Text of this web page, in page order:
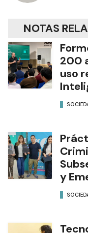
NOTAS
200
uso
y